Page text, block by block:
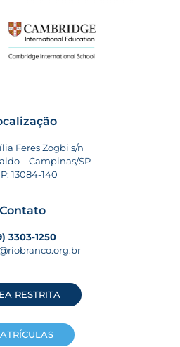
Feres Zogbi s/n
– Campinas/SP
13084-140
Contato
3303-1250
RESTRITA